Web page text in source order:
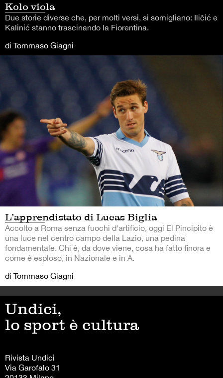
Kolo viola
Due storie diverse che, per molti versi, si somigliano: Iličić e
Kalinić stanno trascinando la Fiorentina.
di Tommaso Giagni
L’apprendistato di Lucas Biglia
Accolto a Roma senza fuochi d'artificio, oggi El Pincipito è
una luce nel centro campo della Lazio, una pedina
fondamentale. Chi è, da dove viene, cosa ha fatto finora e
come è esploso, in Nazionale e in A.
di Tommaso Giagni
Undici,
lo sport è cultura
Rivista Undici
Via Garofalo 31